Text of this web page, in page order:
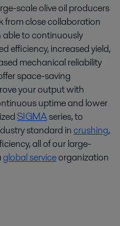
scale olive oil producers
from close collaboration
to continuously
efficiency, increased yield,
mechanical reliability
space-saving
your output with
uptime and lower
SIGMAseries, to
standard incrushing,
all of our large-
global serviceorganization